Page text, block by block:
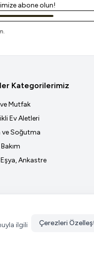
abone olun!
Kayıt Ol
Kategorilerimiz
Mutfak
Ev Aletleri
ve Soğutma
Ankastre
ilgili
Çerezleri